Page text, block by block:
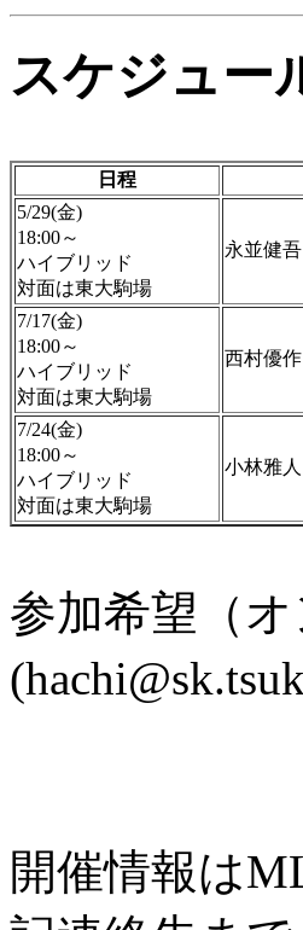
スケジュー
日程
5/29(金)
18:00～
ハイブリッド
対面は東大駒場
永並健
7/17(金)
18:00～
ハイブリッド
対面は東大駒場
西村優作
7/24(金)
18:00～
ハイブリッド
対面は東大駒場
小林雅人
参加希望（
開催情報は